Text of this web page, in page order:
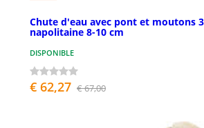
Chute d'eau avec pont et moutons
napolitaine 8-10 cm
DISPONIBLE
€ 62,27 € 67,00